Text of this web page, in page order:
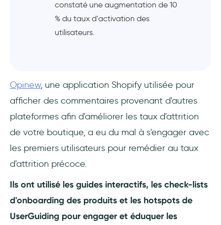
constaté une augmentation de 10
% du taux d'activation des
utilisateurs.
Opinew, une application Shopify utilisée pour
afficher des commentaires provenant d'autres
plateformes afin d'améliorer les taux d'attrition
de votre boutique, a eu du mal à s'engager avec
les premiers utilisateurs pour remédier au taux
d'attrition précoce.
Ils ont utilisé les guides interactifs, les check-lists
d'onboarding des produits et les hotspots de
UserGuiding pour engager et éduquer les